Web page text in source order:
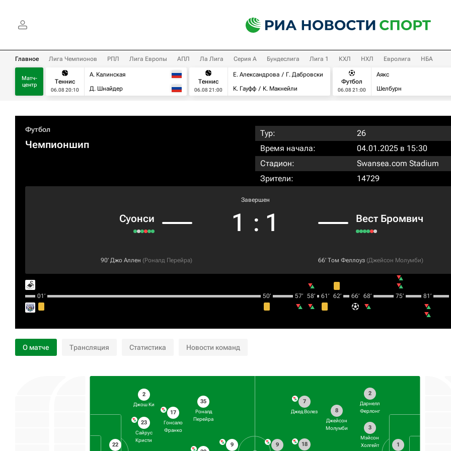
Главное Лига Чемпионов РПЛ Лига Европы АПЛ Ла Лига Серия А Бундеслига Лига 1 КХЛ НХЛ Евролига НБА
Матч-
центр
Теннис
06.08 20:10
А. Калинская
Д. Шнайдер
Теннис
06.08 21:00
Е. Александрова
Г. Дабровски
К. Гауфф
К. Макнейли
Футбол
06.08 21:00
Аякс
Шелбурн
Футбол
Чемпионшип
Тур:
26
Время начала:
04.01.2025 в 15:30
Стадион:
Swansea.com Stadium
Зрители:
14729
Суонси
Завершен
1 : 1 Вест Бромвич
90‎’‎ Джо Аллен (Роналд Перейра) 66‎’‎ Том Феллоуз (Джейсон Молумби)
01‎’‎ 50‎’‎ 57‎’‎ 58‎’‎ 61‎’‎ 62‎’‎ 66‎’‎ 68‎’‎ 75‎’‎ 81‎’‎
О матче Трансляция Статистика Новости команд
22
2
Джош Ки
23
Сайрус
Кристи
17
Гонсало
Франко
35
Роналд
Перейра
9 1
2
Дарнелл
Ферлонг
3
Мэйсон
Холгейт
8
Джейсон
Молумби
7
Джед Волез
18
9